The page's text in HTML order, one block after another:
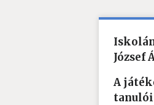
József
A